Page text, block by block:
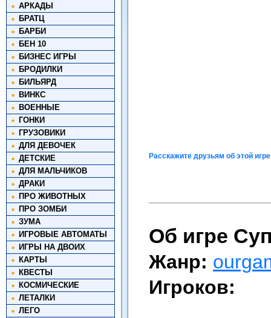
АРКАДЫ
БРАТЦ
БАРБИ
БЕН 10
БИЗНЕС ИГРЫ
БРОДИЛКИ
БИЛЬЯРД
ВИНКС
ВОЕННЫЕ
ГОНКИ
ГРУЗОВИКИ
ДЛЯ ДЕВОЧЕК
ДЕТСКИЕ
ДЛЯ МАЛЬЧИКОВ
ДРАКИ
ПРО ЖИВОТНЫХ
ПРО ЗОМБИ
ЗУМА
ИГРОВЫЕ АВТОМАТЫ
ИГРЫ НА ДВОИХ
КАРТЫ
КВЕСТЫ
КОСМИЧЕСКИЕ
ЛЕТАЛКИ
ЛЕГО
Расскажите друзьям об этой игре
Об игре
Жанр:
Игроков: